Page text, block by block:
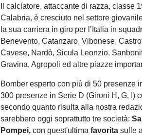
Il calciatore, attaccante di razza, classe
Calabria, è cresciuto nel settore
la sua carriera in giro per l’Italia in
Benevento, Catanzaro, Vibonese,
Cavese, Nardò, Sicula Leonzio,
Gravina, Agropoli ed altre piazze
Bomber esperto con più di 50 presenze
300 presenze in Serie D (Gironi H, G, I)
secondo quanto risulta alla nostra
sarebbero oggi soprattutto tre società:
Pompei, con quest'ultimafavoritasulle